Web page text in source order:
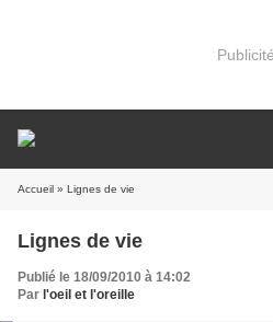
Publicité
Accueil » Lignes de vie
Lignes de vie
Publié le 18/09/2010 à 14:02
Par l'oeil et l'oreille